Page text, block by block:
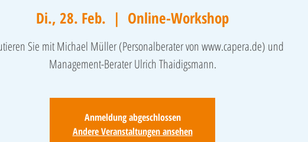
Di., 28. Feb.
  |
Online-Workshop
Sie mit Michael Müller (Personalberater von www.capera.de) und
Management-Berater Ulrich Thaidigsmann.
Anmeldung abgeschlossen
Andere Veranstaltungen ansehen